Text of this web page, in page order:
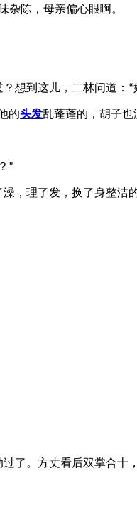
杂陈，母亲偏心眼啊。
想到这儿，二林问道： “
的头发乱蓬蓬的，胡子也
”
理了发，换了身整洁
了。方丈看后双掌合十